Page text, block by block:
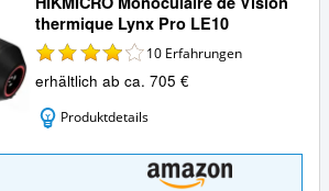
thermique Lynx Pro LE10
10 Erfahrungen
erhältlich ab ca. 705 €
Produktdetails